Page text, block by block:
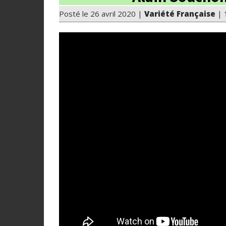
Posté le 26 avril 2020 | Variété Française |